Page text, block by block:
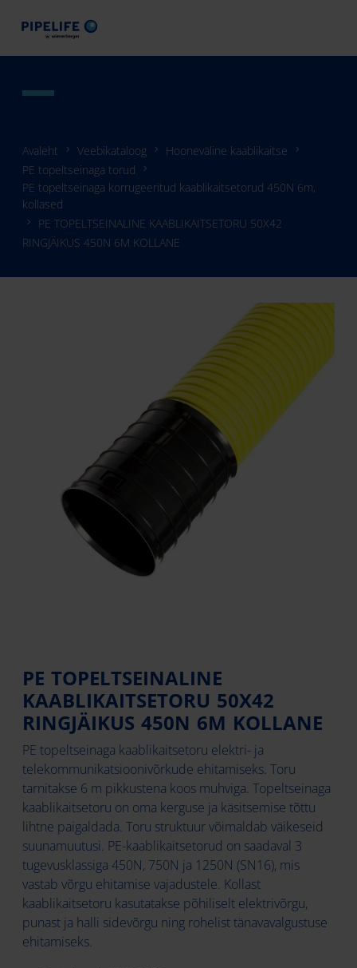
Avaleht Veebikataloog
Hooneväline kaablikaitse
PE topeltseinaga torud
PE topeltseinaga korrugeeritud kaablikaitsetorud 450N 6m,
kollased
PE TOPELTSEINALINE KAABLIKAITSETORU 50X42
RINGJÄIKUS 450N 6M KOLLANE
PE TOPELTSEINALINE
KAABLIKAITSETORU 50X42
RINGJÄIKUS 450N 6M KOLLANE
PE topeltseinaga kaablikaitsetoru elektri- ja
telekommunikatsioonivõrkude ehitamiseks. Toru
tarnitakse 6 m pikkustena koos muhviga. Topeltseinaga
kaablikaitsetoru on oma kerguse ja käsitsemise tõttu
lihtne paigaldada. Toru struktuur võimaldab väikeseid
suunamuutusi. PE-kaablikaitsetorud on saadaval 3
tugevusklassiga 450N, 750N ja 1250N (SN16), mis
vastab võrgu ehitamise vajadustele. Kollast
kaablikaitsetoru kasutatakse põhiliselt elektrivõrgu,
punast ja halli sidevõrgu ning rohelist tänavavalgustuse
ehitamiseks.